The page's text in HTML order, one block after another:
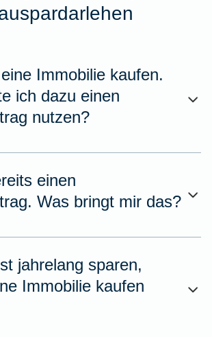
Immobilie kaufen.
ich dazu einen
nutzen?
einen
Was bringt mir das?
jahrelang sparen,
Immobilie kaufen